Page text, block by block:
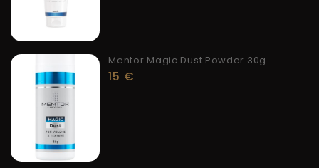
Mentor Magic Dust Powder 30g
15 €